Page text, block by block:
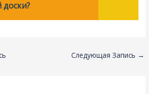
доски?
Следующая Запись →